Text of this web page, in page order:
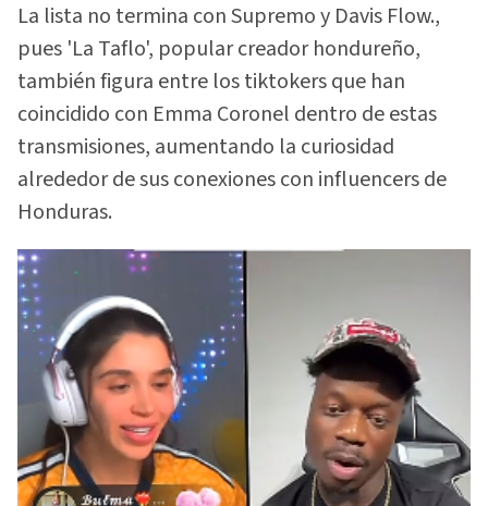
La lista no termina con Supremo y Davis Flow.,
pues 'La Taflo', popular creador hondureño,
también figura entre los tiktokers que han
coincidido con Emma Coronel dentro de estas
transmisiones, aumentando la curiosidad
alrededor de sus conexiones con influencers de
Honduras.